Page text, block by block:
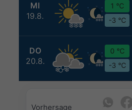
MI
19.8.
1 °C
-3 °C
DO
20.8.
0 °C
-3 °C
Vorhersage